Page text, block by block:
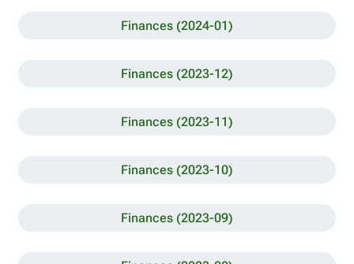
Finances (2024-01)
Finances (2023-12)
Finances (2023-11)
Finances (2023-10)
Finances (2023-09)